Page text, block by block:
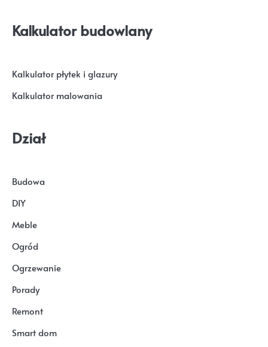
Kalkulator budowlany
Kalkulator płytek i glazury
Kalkulator malowania
Dział
Budowa
DIY
Meble
Ogród
Ogrzewanie
Porady
Remont
Smart dom